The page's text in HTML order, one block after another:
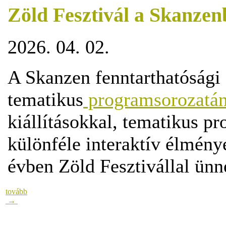
Zöld Fesztivál a
2026. 04. 02.
A Skanzen fenntarthatósági
tematikus
kiállításokkal, tematikus
különféle interaktív
évben Zöld Fesztivállal
tovább
→